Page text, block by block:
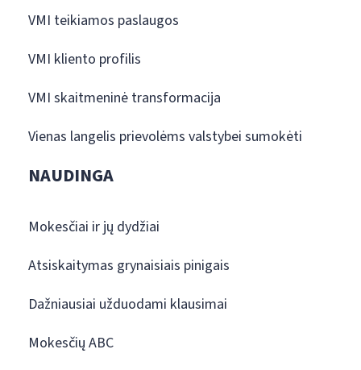
VMI teikiamos paslaugos
VMI kliento profilis
VMI skaitmeninė transformacija
Vienas langelis prievolėms valstybei sumokėti
NAUDINGA
Mokesčiai ir jų dydžiai
Atsiskaitymas grynaisiais pinigais
Dažniausiai užduodami klausimai
Mokesčių ABC